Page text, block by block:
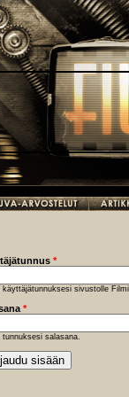
*
käyttäjätunnuksesi sivustolle
*
tunnuksesi salasana.